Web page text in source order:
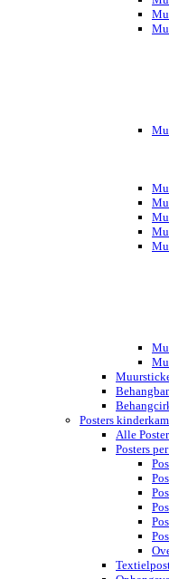
Posters
Alle
Posters